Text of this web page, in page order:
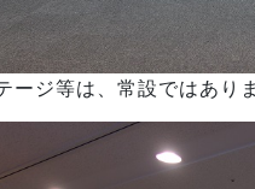
ージ等は、常設ではあり